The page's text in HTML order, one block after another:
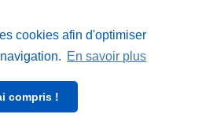
cookies afin d'optimiser
En savoir plus
compris !